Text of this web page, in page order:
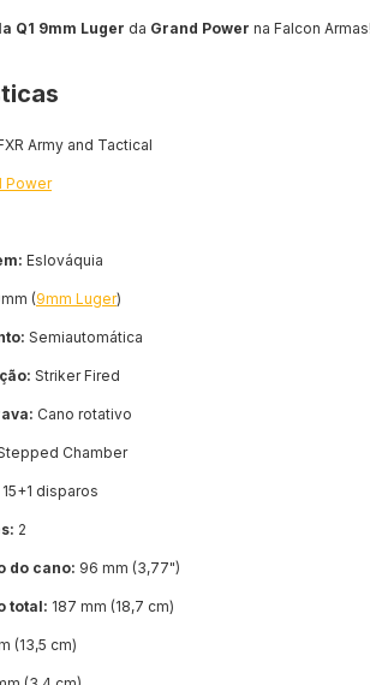
Q1 9mm Luger da Grand Power na Falcon
Army and Tactical
Power
Eslováquia
(9mm Luger)
Semiautomática
Striker Fired
Cano rotativo
Chamber
15+1 disparos
2
do cano: 96 mm (3,77")
total: 187 mm (18,7 cm)
(13,5 cm)